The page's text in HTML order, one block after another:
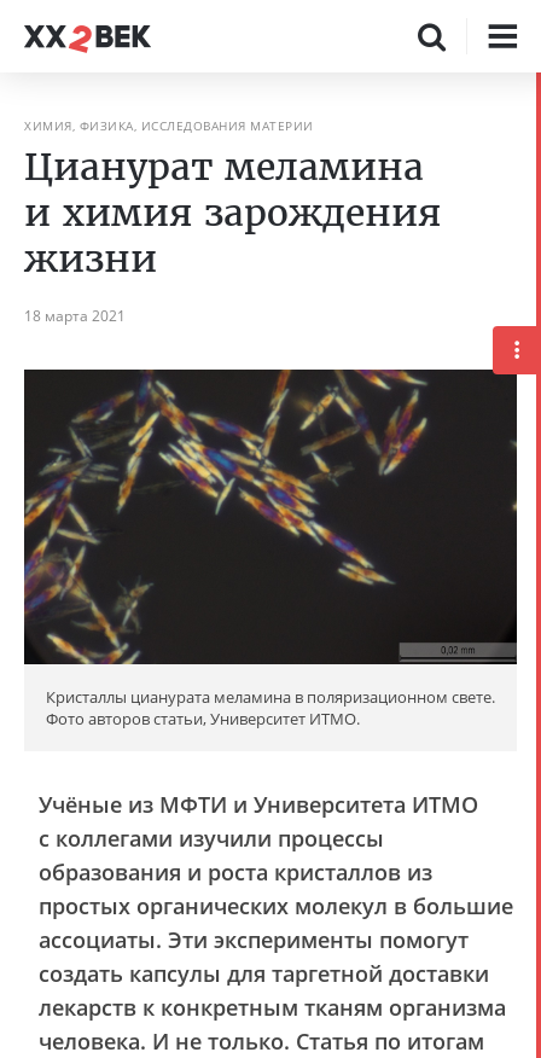
ХИМИЯ, ФИЗИКА, ИССЛЕДОВАНИЯ МАТЕРИИ
Цианурат меламина
и химия зарождения
жизни
18 марта 2021
Кристаллы цианурата меламина в поляризационном свете.
Фото авторов статьи, Университет ИТМО.
Учёные из МФТИ и Университета ИТМО
с коллегами изучили процессы
образования и роста кристаллов из
простых органических молекул в большие
ассоциаты. Эти эксперименты помогут
создать капсулы для таргетной доставки
лекарств к конкретным тканям организма
человека. И не только. Статья по итогам